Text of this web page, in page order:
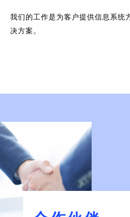
我们的工作是为客户提供信息系统
决方案。